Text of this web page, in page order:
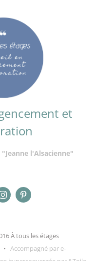
et
"Jeanne l'Alsacienne"
À tous les étages
• Accompagné par e-